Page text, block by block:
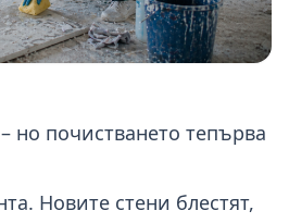
но почистването тепърва
Новите стени блестят,